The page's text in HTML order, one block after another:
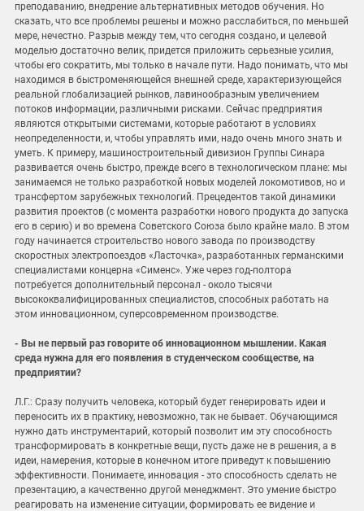
преподаванию, внедрение альтернативных методов обучения. Но
сказать, что все проблемы решены и можно расслабиться, по меньшей
мере, нечестно. Разрыв между тем, что сегодня создано, и целевой
моделью достаточно велик, придется приложить серьезные усилия,
чтобы его сократить, мы только в начале пути. Надо понимать, что мы
находимся в быстроменяющейся внешней среде, характеризующейся
реальной глобализацией рынков, лавинообразным увеличением
потоков информации, различными рисками. Сейчас предприятия
являются открытыми системами, которые работают в условиях
неопределенности, и, чтобы управлять ими, надо очень много знать и
уметь. К примеру, машиностроительный дивизион Группы Синара
развивается очень быстро, прежде всего в технологическом плане: мы
занимаемся не только разработкой новых моделей локомотивов, но и
трансфертом зарубежных технологий. Прецедентов такой динамики
развития проектов (с момента разработки нового продукта до запуска
его в серию) и во времена Советского Союза было крайне мало. В этом
году начинается строительство нового завода по производству
скоростных электропоездов «Ласточка», разработанных германскими
специалистами концерна «Сименс». Уже через год-полтора
потребуется дополнительный персонал - около тысячи
высококвалифицированных специалистов, способных работать на
этом инновационном, суперсовременном производстве.
- Вы не первый раз говорите об инновационном мышлении. Какая
среда нужна для его появления в студенческом сообществе, на
предприятии?
Л.Г.: Сразу получить человека, который будет генерировать идеи и
переносить их в практику, невозможно, так не бывает. Обучающимся
нужно дать инструментарий, который позволит им эту способность
трансформировать в конкретные вещи, пусть даже не в решения, а в
идеи, намерения, которые в конечном итоге приведут к повышению
эффективности. Понимаете, инновация - это способность сделать не
презентацию, а качественно другой менеджмент. Это умение быстро
реагировать на изменение ситуации, формировать ее видение и